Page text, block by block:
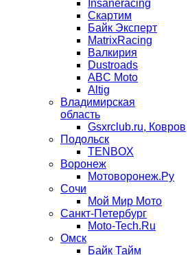
Insaneracing
Скартим
Байк Эксперт
MatrixRacing
Валкирия
Dustroads
ABC Moto
Altig
Владимирская
область
Gsxrclub.ru, Ковров
Подольск
TENBOX
Воронеж
Мотоворонеж.Ру
Сочи
Мой Мир Мото
Санкт-Петербург
Moto-Tech.Ru
Омск
Байк Тайм